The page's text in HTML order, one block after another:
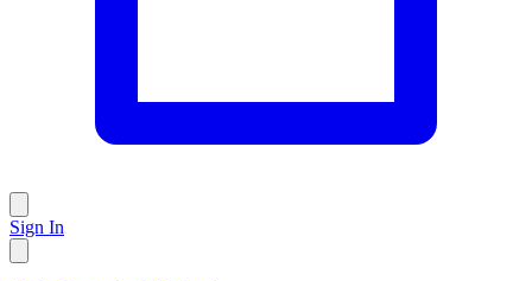
Sign In